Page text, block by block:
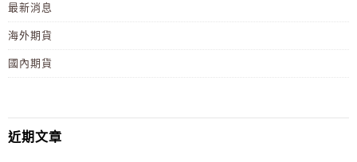
最新消息
海外期貨
國內期貨
近期文章